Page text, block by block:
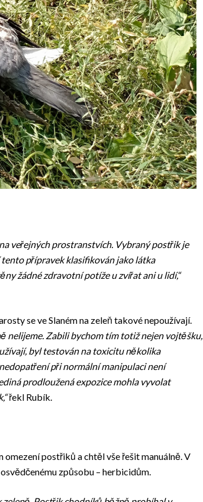
veřejných prostranstvích. Vybraný postřik je
přípravek klasifikován jako látka
žádné zdravotní potíže u zvířat ani u lidí,“
se ve Slaném na zeleň takové nepoužívají.
nelijeme. Zabili bychom tím totiž nejen vojtěšku,
byl testován na toxicitu několika
při normální manipulaci není
prodloužená expozice mohla vyvolat
řekl Rubík.
postřiků a chtěl vše řešit manuálně. V
způsobu – herbicidům.